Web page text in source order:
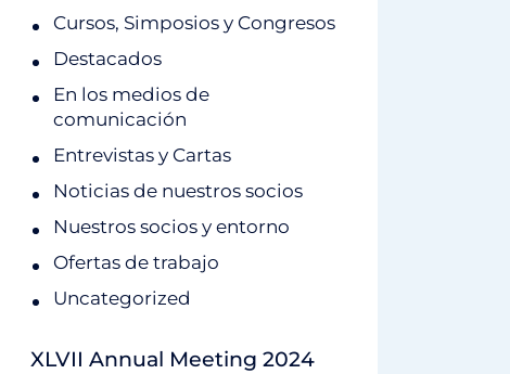
Cursos, Simposios y Congresos
Destacados
En los medios de
comunicación
Entrevistas y Cartas
Noticias de nuestros socios
Nuestros socios y entorno
Ofertas de trabajo
Uncategorized
XLVII Annual Meeting 2024